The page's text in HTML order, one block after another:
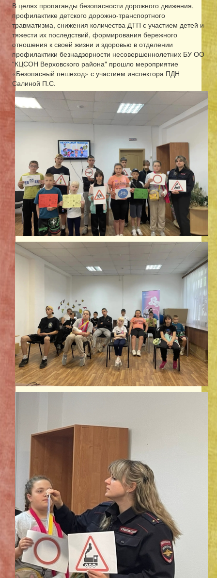
В целях пропаганды безопасности дорожного движения,
профилактике детского дорожно-транспортного
травматизма, снижения количества ДТП с участием детей и
тяжести их последствий, формирования бережного
отношения к своей жизни и здоровью в отделении
профилактики безнадзорности несовершеннолетних БУ ОО
"КЦСОН Верховского района" прошло мероприятие
«Безопасный пешеход» с участием инспектора ПДН
Салиной П.С.